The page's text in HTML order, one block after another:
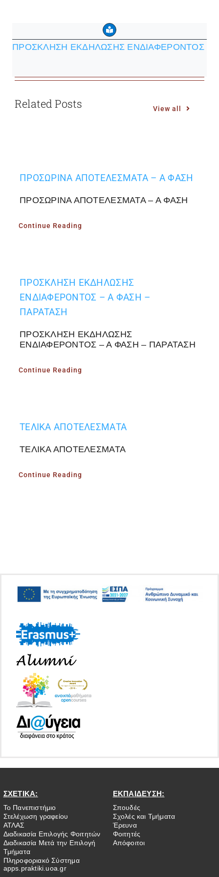
ΠΡΟΣΚΛΗΣΗ ΕΚΔΗΛΩΣΗΣ ΕΝΔΙΑΦΕΡΟΝΤΟΣ
Related Posts View all
ΠΡΟΣΩΡΙΝΑ ΑΠΟΤΕΛΕΣΜΑΤΑ – Α ΦΑΣΗ
ΠΡΟΣΩΡΙΝΑ ΑΠΟΤΕΛΕΣΜΑΤΑ – Α ΦΑΣΗ
Continue Reading
ΠΡΟΣΚΛΗΣΗ ΕΚΔΗΛΩΣΗΣ
ΕΝΔΙΑΦΕΡΟΝΤΟΣ – Α ΦΑΣΗ –
ΠΑΡΑΤΑΣΗ
ΠΡΟΣΚΛΗΣΗ ΕΚΔΗΛΩΣΗΣ
ΕΝΔΙΑΦΕΡΟΝΤΟΣ – Α ΦΑΣΗ – ΠΑΡΑΤΑΣΗ
Continue Reading
ΤΕΛΙΚΑ ΑΠΟΤΕΛΕΣΜΑΤΑ
ΤΕΛΙΚΑ ΑΠΟΤΕΛΕΣΜΑΤΑ
Continue Reading
ΣΧΕΤΙΚΑ:
Το Πανεπιστήμιο
Στελέχωση γραφείου
ΑΤΛΑΣ
Διαδικασία Επιλογής Φοιτητών
Διαδικασία Μετά την Επιλογή
Τμήματα
Πληροφοριακό Σύστημα
apps.praktiki.uoa.gr
ΕΚΠΑΙΔΕΥΣΗ:
Σπουδές
Σχολές και Τμήματα
Έρευνα
Φοιτητές
Απόφοιτοι